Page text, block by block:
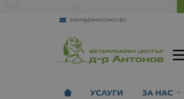
SHOP@DRANTONOV.BG
УСЛУГИ ЗА НАС